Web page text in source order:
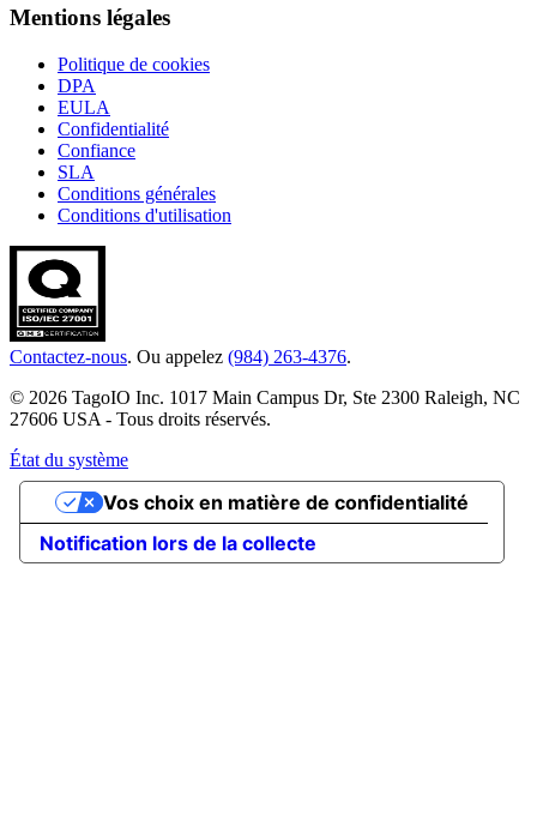
Mentions légales
Politique de cookies
DPA
EULA
Confidentialité
Confiance
SLA
Conditions générales
Conditions d'utilisation
Contactez-nous. Ou appelez (984) 263-4376.
© 2026 TagoIO Inc. 1017 Main Campus Dr, Ste 2300 Raleigh, NC
27606 USA - Tous droits réservés.
État du système
Notification lors de la collecte
Vos choix en matière de confidentialité